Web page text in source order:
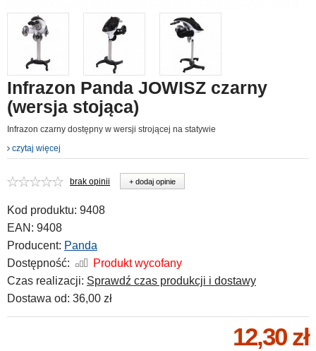
Infrazon Panda JOWISZ czarny
(wersja stojąca)
Infrazon czarny dostępny w wersji strojącej na statywie
czytaj więcej
brak opinii + dodaj opinie
Kod produktu: 9408
EAN: 9408
Producent: Panda
Dostępność:
Produkt wycofany
Czas realizacji: Sprawdź czas produkcji i dostawy
Dostawa od: 36,00 zł
12,30 zł